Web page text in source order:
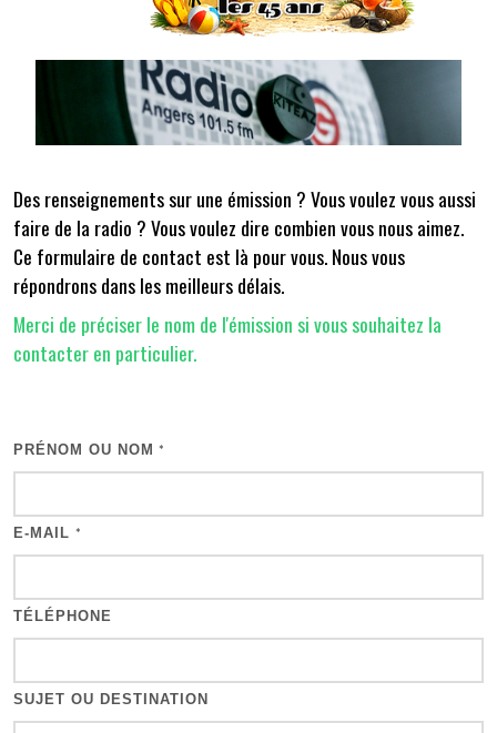
Des renseignements sur une émission ? Vous voulez vous aussi
faire de la radio ? Vous voulez dire combien vous nous aimez.
Ce formulaire de contact est là pour vous. Nous vous
répondrons dans les meilleurs délais.
Merci de préciser le nom de l'émission si vous souhaitez la
contacter en particulier.
PRÉNOM OU NOM *
E-MAIL *
TÉLÉPHONE
SUJET OU DESTINATION